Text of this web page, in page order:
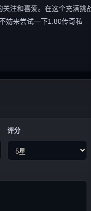
注和喜爱。在这个充满挑
妨来尝试一下1.80传奇私
评分